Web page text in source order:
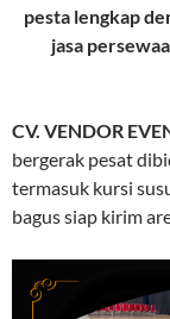
pesta lengkap
jasa
CV. VENDOR
bergerak pesat
termasuk kursi
bagus siap kirim